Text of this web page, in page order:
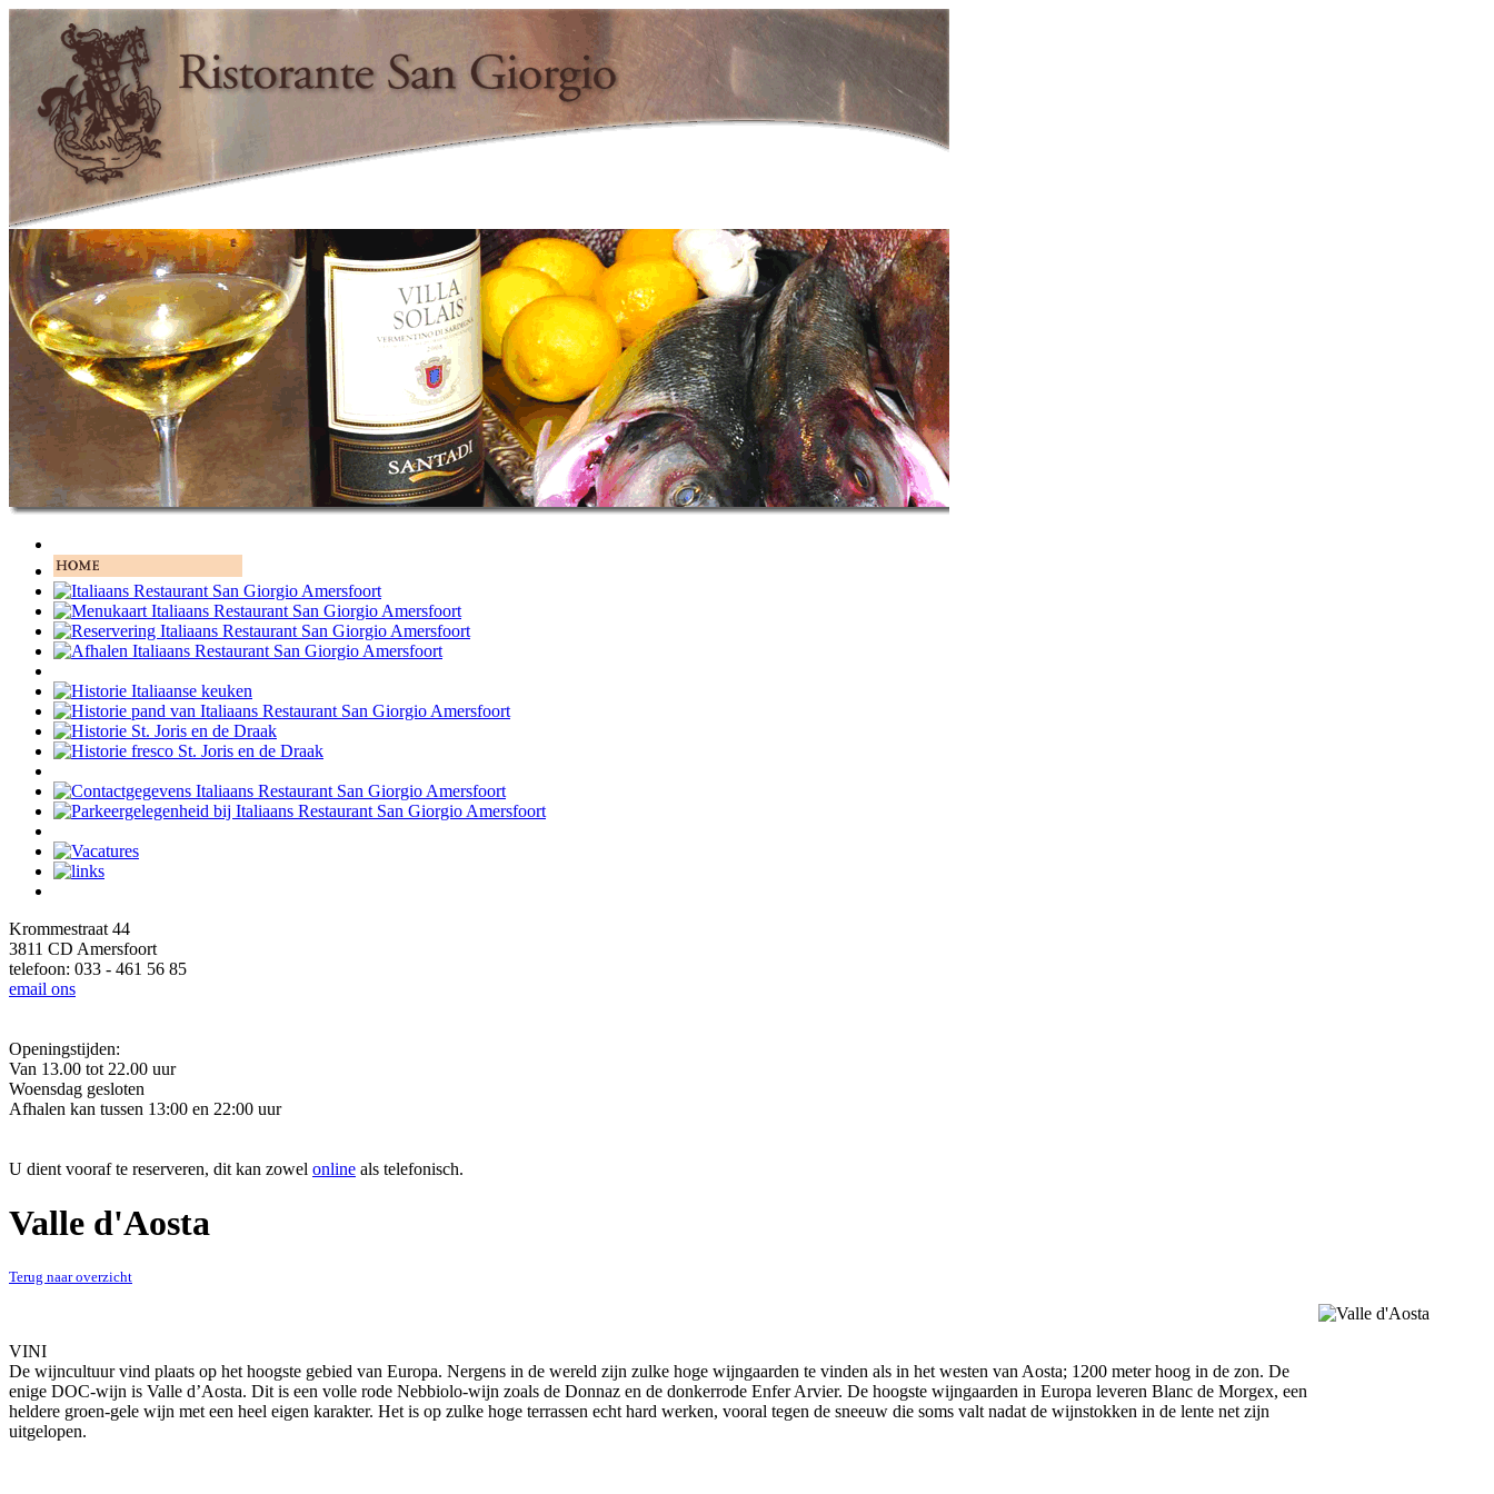
Krommestraat 44
3811 CD Amersfoort
telefoon: 033 - 461 56 85
email ons
Openingstijden:
Van 13.00 tot 22.00 uur
Woensdag gesloten
Afhalen kan tussen 13:00 en 22:00 uur
U dient vooraf te reserveren, dit kan zowel online als telefonisch.
Valle d'Aosta
Terug naar overzicht
VINI
De wijncultuur vind plaats op het hoogste gebied van Europa. Nergens in de wereld zijn zulke hoge wijngaarden te vinden als in het westen van Aosta; 1200 meter hoog in de zon. De
enige DOC-wijn is Valle d’Aosta. Dit is een volle rode Nebbiolo-wijn zoals de Donnaz en de donkerrode Enfer Arvier. De hoogste wijngaarden in Europa leveren Blanc de Morgex, een
heldere groen-gele wijn met een heel eigen karakter. Het is op zulke hoge terrassen echt hard werken, vooral tegen de sneeuw die soms valt nadat de wijnstokken in de lente net zijn
uitgelopen.